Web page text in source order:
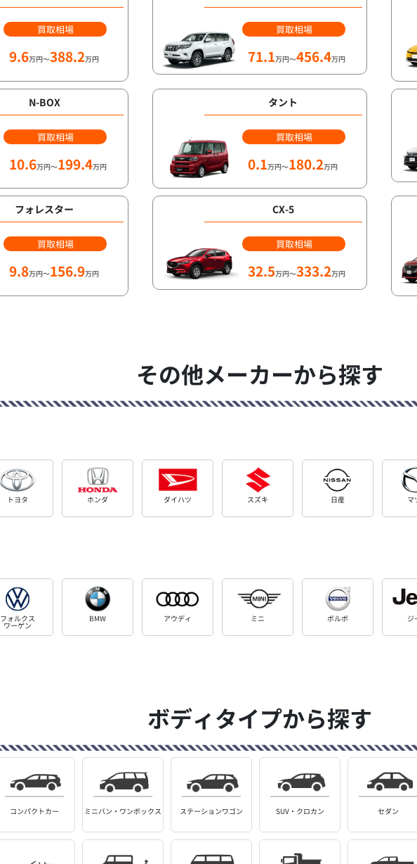
買取相場
9.6万円～388.2万円
買取相場
71.1万円～456.4万円
N-BOX
買取相場
10.6万円～199.4万円
タント
買取相場
0.1万円～180.2万円
フォレスター
買取相場
9.8万円～156.9万円
CX-5
買取相場
32.5万円～333.2万円
その他メーカーから探す
トヨタ ホンダ ダイハツ スズキ 日産 マ
フォルクス
ワーゲン
BMW アウディ ミニ ボルボ ジ
ボディタイプから探す
コンパクトカー ミニバン・ ワンボックス ステーションワゴン SUV・クロカン セダン